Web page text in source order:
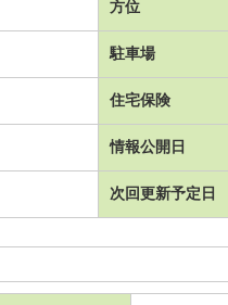
方位
駐車場
住宅保険
情報公開日
次回更新予定日